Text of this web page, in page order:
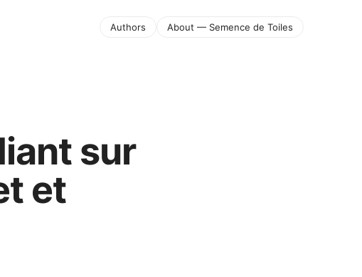
Authors About — Semence de Toiles
sur
et